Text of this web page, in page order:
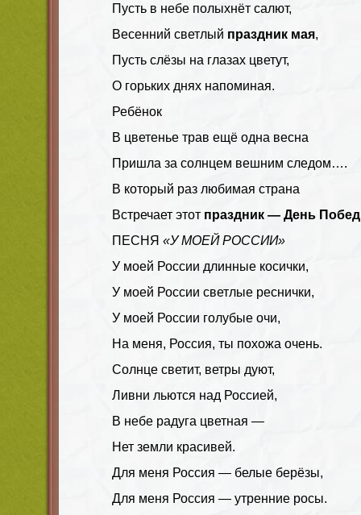
Пусть в небе полыхнёт салют,
Весенний светлый праздник мая,
Пусть слёзы на глазах цветут,
О горьких днях напоминая.
Ребёнок
В цветенье трав ещё одна весна
Пришла за солнцем вешним следом….
В который раз любимая страна
Встречает этот праздник — День
ПЕСНЯ «У МОЕЙ РОССИИ»
У моей России длинные косички,
У моей России светлые реснички,
У моей России голубые очи,
На меня, Россия, ты похожа очень.
Солнце светит, ветры дуют,
Ливни льются над Россией,
В небе радуга цветная —
Нет земли красивей.
Для меня Россия — белые берёзы,
Для меня Россия — утренние росы.